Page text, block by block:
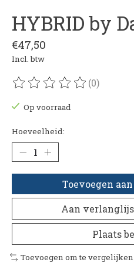
HYBRID by
€47,50
Incl. btw
De beoordeling van dit
(0)
Op voorraad
Hoeveelheid:
Toevoegen
Aan
Plaats
Toevoegen om te vergelijken